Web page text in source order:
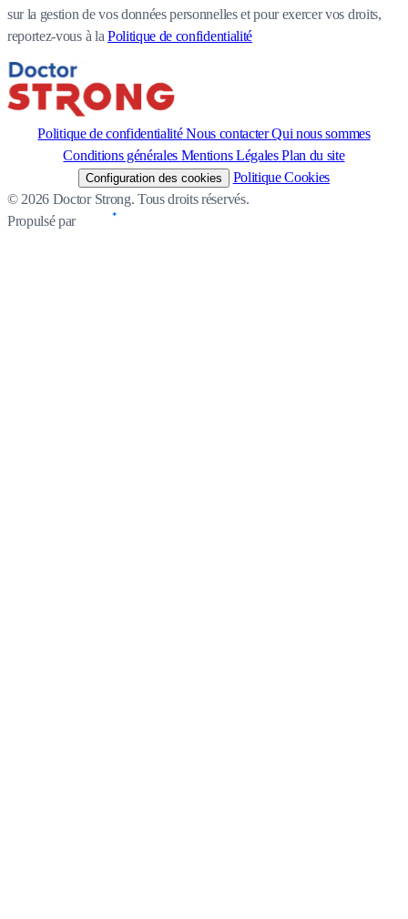
sur la gestion de vos données personnelles et pour exercer vos droits,
reportez-vous à la Politique de confidentialité
Politique de confidentialité Nous contacter Qui nous sommes
Conditions générales Mentions Légales Plan du site
Configuration des cookies
Politique Cookies
© 2026 Doctor Strong. Tous droits réservés.
Propulsé par